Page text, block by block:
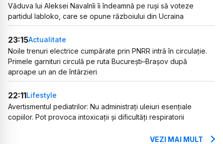
Văduva lui Aleksei Navalnîi îi îndeamnă pe ruși să voteze
partidul Iabloko, care se opune războiului din Ucraina
23:15Actualitate
Noile trenuri electrice cumpărate prin PNRR intră în circulație.
Primele garnituri circulă pe ruta București–Brașov după
aproape un an de întârzieri
22:11Lifestyle
Avertismentul pediatrilor: Nu administrați uleiuri esențiale
copiilor. Pot provoca intoxicații și dificultăți respiratorii
VEZI MAI MULT